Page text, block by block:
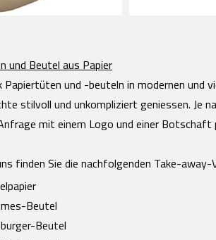
und Beutel aus Papier
Papiertüten und -beuteln in modernen und
stilvoll und unkompliziert geniessen. Je
mit einem Logo und einer Botschaft
finden Sie die nachfolgenden Take-away-
Beutel
Beutel